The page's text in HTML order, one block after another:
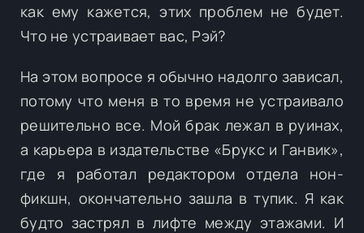
как ему кажется, этих проблем не будет.
Что не устраивает вас, Рэй?
На этом вопросе я обычно надолго зависал,
потому что меня в то время не устраивало
решительно все. Мой брак лежал в руинах,
а карьера в издательстве «Брукс и Ганвик»,
где я работал редактором отдела нон-
фикшн, окончательно зашла в тупик. Я как
будто застрял в лифте между этажами. И